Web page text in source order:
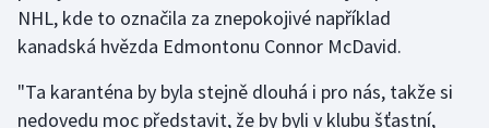
Rychlobruslení
Rychlostní kanoistika
NHL, kde to označila za znepokojivé například
kanadská hvězda Edmontonu Connor McDavid.
"Ta karanténa by byla stejně dlouhá i pro nás, takže si
nedovedu moc představit, že by byli v klubu šťastní,